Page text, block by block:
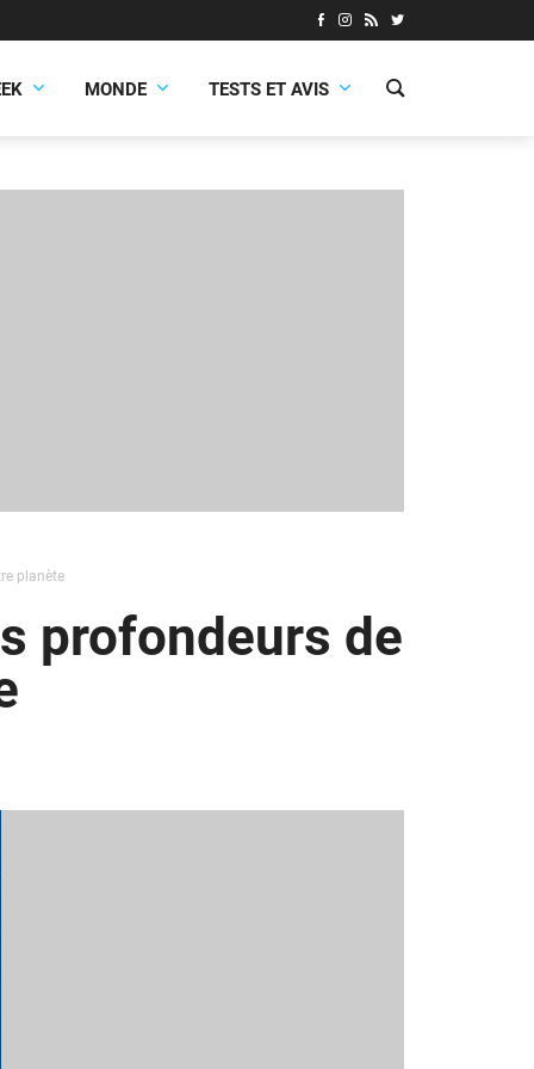
MONDE TESTS ET AVIS
planète
profondeurs de